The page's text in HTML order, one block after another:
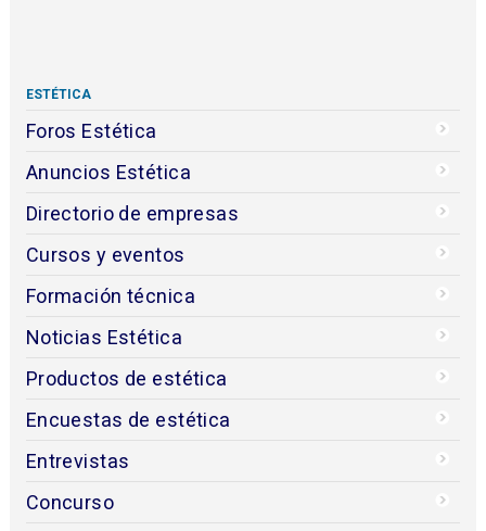
ESTÉTICA
Foros Estética
Anuncios Estética
Directorio de empresas
Cursos y eventos
Formación técnica
Noticias Estética
Productos de estética
Encuestas de estética
Entrevistas
Concurso